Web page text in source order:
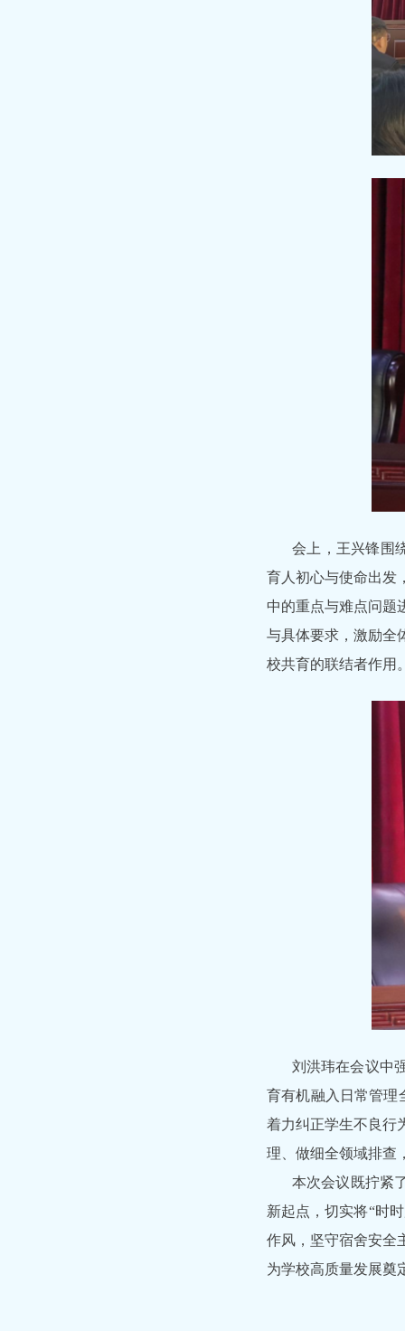
会上，王兴锋围
育人初心与使命出发
中的重点与难点问题
与具体要求，激励全
校共育的联结者作用
刘洪玮在会议中
育有机融入日常管理
着力纠正学生不良行
理、做细全领域排查
本次会议既拧紧
新起点，切实将“时
作风，坚守宿舍安全
为学校高质量发展奠